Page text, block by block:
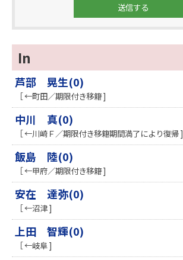
In
芦部 晃生(0)
［ ←町田／期限付き移籍 ]
中川 真(0)
［ ←川崎Ｆ／期限付き移籍期間満了により復帰 ]
飯島 陸(0)
［ ←甲府／期限付き移籍 ]
安在 達弥(0)
［ ←沼津 ]
上田 智輝(0)
［ ←岐阜 ]